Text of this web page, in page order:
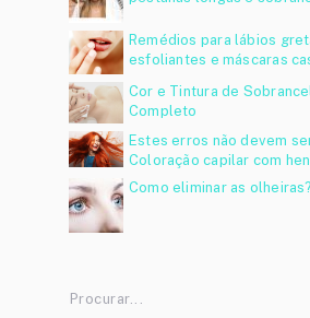
Remédios para lábios
esfoliantes e máscaras
Cor e Tintura de
Completo
Estes erros não devem
Coloração capilar com
Como eliminar as olheiras?